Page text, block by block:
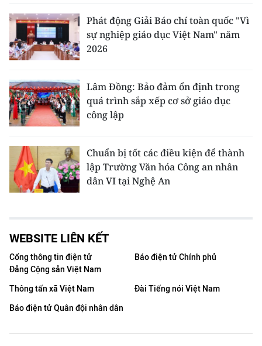
Phát động Giải Báo chí toàn quốc "Vì
sự nghiệp giáo dục Việt Nam" năm
2026
Lâm Đồng: Bảo đảm ổn định trong
quá trình sắp xếp cơ sở giáo dục
công lập
Chuẩn bị tốt các điều kiện để thành
lập Trường Văn hóa Công an nhân
dân VI tại Nghệ An
WEBSITE LIÊN KẾT
Cổng thông tin điện tử
Đảng Cộng sản Việt Nam
Báo điện tử Chính phủ
Thông tấn xã Việt Nam
Đài Tiếng nói Việt Nam
Báo điện tử Quân đội nhân dân